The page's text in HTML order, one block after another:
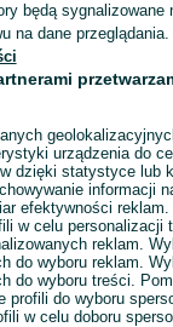
będą sygnalizowane
na dane przeglądania.
urządzenia do
dzięki statystyce lub
informacji
efektywności
w celu personalizacji
reklam.
do wyboru reklam.
do wyboru treści.
profili do wyboru
w celu doboru